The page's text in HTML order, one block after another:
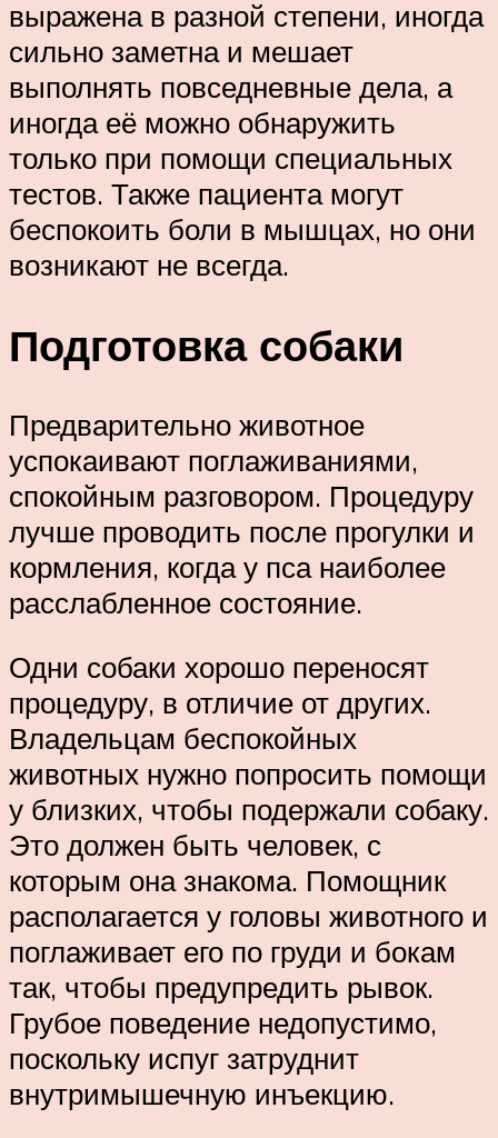
выражена в разной степени, иногда
сильно заметна и мешает
выполнять повседневные дела, а
иногда её можно обнаружить
только при помощи специальных
тестов. Также пациента могут
беспокоить боли в мышцах, но они
возникают не всегда.
Подготовка собаки
Предварительно животное
успокаивают поглаживаниями,
спокойным разговором. Процедуру
лучше проводить после прогулки и
кормления, когда у пса наиболее
расслабленное состояние.
Одни собаки хорошо переносят
процедуру, в отличие от других.
Владельцам беспокойных
животных нужно попросить помощи
у близких, чтобы подержали собаку.
Это должен быть человек, с
которым она знакома. Помощник
располагается у головы животного и
поглаживает его по груди и бокам
так, чтобы предупредить рывок.
Грубое поведение недопустимо,
поскольку испуг затруднит
внутримышечную инъекцию.